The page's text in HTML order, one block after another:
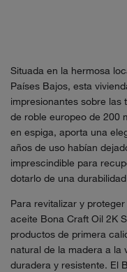
Situada en la hermosa
Países Bajos, esta
impresionantes sobre las
de roble europeo de 200
en espiga, aporta una
años de uso habían
imprescindible para
dotarlo de una
Para revitalizar y
aceite Bona Craft Oil 2K
productos de primera
natural de la madera a la
duradera y resistente. El